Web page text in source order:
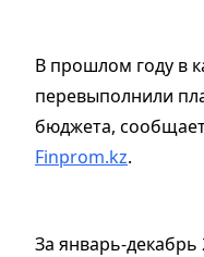
В прошлом году в
перевыполнили
бюджета,
Finprom.kz.
За январь-декабрь